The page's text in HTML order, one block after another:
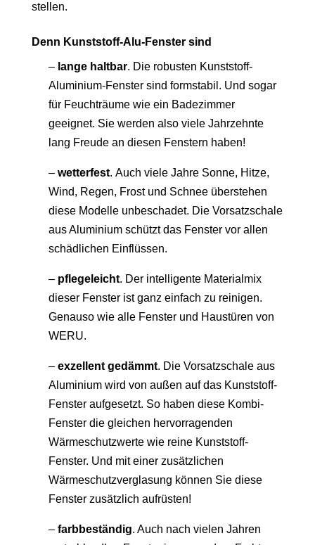
stellen.
Denn Kunststoff-Alu-Fenster sind
– lange haltbar. Die robusten Kunststoff-
Aluminium-Fenster sind formstabil. Und sogar
für Feuchträume wie ein Badezimmer
geeignet. Sie werden also viele Jahrzehnte
lang Freude an diesen Fenstern haben!
– wetterfest. Auch viele Jahre Sonne, Hitze,
Wind, Regen, Frost und Schnee überstehen
diese Modelle unbeschadet. Die Vorsatzschale
aus Aluminium schützt das Fenster vor allen
schädlichen Einflüssen.
– pflegeleicht. Der intelligente Materialmix
dieser Fenster ist ganz einfach zu reinigen.
Genauso wie alle Fenster und Haustüren von
WERU.
– exzellent gedämmt. Die Vorsatzschale aus
Aluminium wird von außen auf das Kunststoff-
Fenster aufgesetzt. So haben diese Kombi-
Fenster die gleichen hervorragenden
Wärmeschutzwerte wie reine Kunststoff-
Fenster. Und mit einer zusätzlichen
Wärmeschutzverglasung können Sie diese
Fenster zusätzlich aufrüsten!
– farbbeständig. Auch nach vielen Jahren